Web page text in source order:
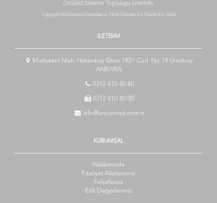
CASSAS Sirketler Toplulugu Sirketidir.
Copyright © Unicamed Medikal ve Tibbi Cihazlar Dis Ticaret A.S. 2026
ILETISIM
Mutlukent Mah. Hekimkoy Sitesi 1921 Cad. No:19 Umitkoy-
ANKARA
0312 410 40 40
0312 410 40 00
info@unicamed.com.tr
KURUMSAL
Hakkımızda
Faaliyet Alanlarımız
Felsefemiz
Etik Değerlerimiz